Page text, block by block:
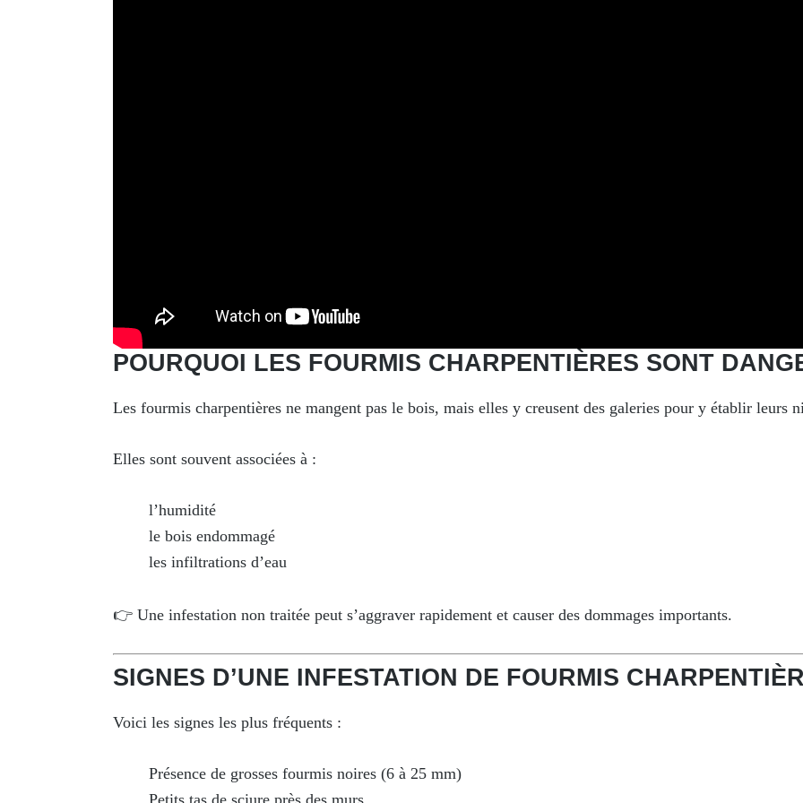
POURQUOI LES FOURMIS CHARPENTIÈRES SONT
Les fourmis charpentières ne mangent pas le bois, mais elles y creusent des galeries pour y établir leurs
Elles sont souvent associées à :
l’humidité
le bois endommagé
les infiltrations d’eau
👉 Une infestation non traitée peut s’aggraver rapidement et causer des dommages importants.
SIGNES D’UNE INFESTATION DE FOURMIS
Voici les signes les plus fréquents :
Présence de grosses fourmis noires (6 à 25 mm)
Petits tas de sciure près des murs